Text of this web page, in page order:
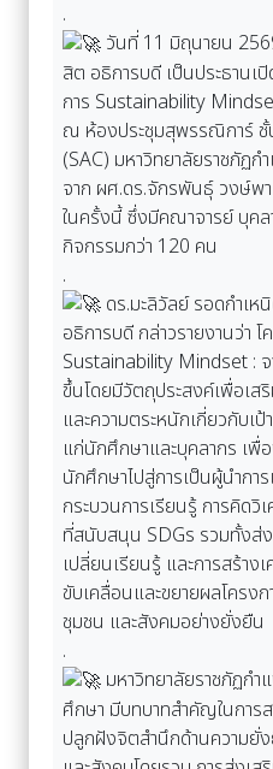
.
วันที่ 11 มิถุนายน
สิต อธิการบดี เป็นประธานเ
การ Sustainability
ณ ห้องประชุมสุพรรณิการ์ ชั้
(SAC) มหาวิทยาลัยราชภัฏก
จาก ผศ.ดร.จักรพันธุ์ วงษ์
ในครั้งนี้ ซึ่งมีคณาจารย์ บุคล
กิจกรรมกว่า 120 คน
.
ดร.มะลิวัลย์ รอดกำเห
อธิการบดี กล่าวรายงานว่า
Sustainability Mindset :
ขึ้นโดยมีวัตถุประสงค์เพื่อเสริ
และความตระหนักเกี่ยวกับเ
แก่นักศึกษาและบุคลากร เ
นักศึกษาไปสู่การเป็นผู้นำกา
กระบวนการเรียนรู้ การคิดวิ
ที่สนับสนุน SDGs รวมทั้งส่
เปลี่ยนเรียนรู้ และการสร้าง
ขับเคลื่อนและขยายผลโครง
ชุมชน และสังคมอย่างยั่งยืน
.
มหาวิทยาลัยราชภัฏกำ
ศึกษา มีบทบาทสำคัญในการส
ปลูกฝังจิตสำนึกด้านความยั่